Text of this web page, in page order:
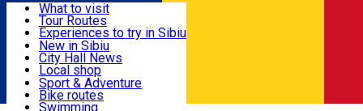
Useful info
Activities & Adventure
Accommodation
What to visit
Tour Routes
Experiences to try in Sibiu
Podcast
Culture
Museums
Churches
Parks, Zoo
County of Sibiu
New in Sibiu
City Hall News
Local shop
Sibiu artisans
Sibiul Verde
Public services
Sport & Adventure
Bike routes
Swimming